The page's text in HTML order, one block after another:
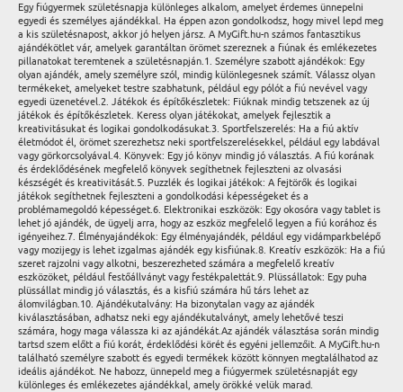
Egy fiúgyermek születésnapja különleges alkalom, amelyet érdemes ünnepelni
egyedi és személyes ajándékkal. Ha éppen azon gondolkodsz, hogy mivel lepd meg
a kis születésnapost, akkor jó helyen jársz. A MyGift.hu-n számos fantasztikus
ajándékötlet vár, amelyek garantáltan örömet szereznek a fiúnak és emlékezetes
pillanatokat teremtenek a születésnapján.1. Személyre szabott ajándékok: Egy
olyan ajándék, amely személyre szól, mindig különlegesnek számít. Válassz olyan
termékeket, amelyeket testre szabhatunk, például egy pólót a fiú nevével vagy
egyedi üzenetével.2. Játékok és építőkészletek: Fiúknak mindig tetszenek az új
játékok és építőkészletek. Keress olyan játékokat, amelyek fejlesztik a
kreativitásukat és logikai gondolkodásukat.3. Sportfelszerelés: Ha a fiú aktív
életmódot él, örömet szerezhetsz neki sportfelszerelésekkel, például egy labdával
vagy görkorcsolyával.4. Könyvek: Egy jó könyv mindig jó választás. A fiú korának
és érdeklődésének megfelelő könyvek segíthetnek fejleszteni az olvasási
készségét és kreativitását.5. Puzzlék és logikai játékok: A fejtörők és logikai
játékok segíthetnek fejleszteni a gondolkodási képességeket és a
problémamegoldó képességet.6. Elektronikai eszközök: Egy okosóra vagy tablet is
lehet jó ajándék, de ügyelj arra, hogy az eszköz megfelelő legyen a fiú korához és
igényeihez.7. Élményajándékok: Egy élményajándék, például egy vidámparkbelépő
vagy mozijegy is lehet izgalmas ajándék egy kisfiúnak.8. Kreatív eszközök: Ha a fiú
szeret rajzolni vagy alkotni, beszerezheted számára a megfelelő kreatív
eszközöket, például festőállványt vagy festékpalettát.9. Plüssállatok: Egy puha
plüssállat mindig jó választás, és a kisfiú számára hű társ lehet az
álomvilágban.10. Ajándékutalvány: Ha bizonytalan vagy az ajándék
kiválasztásában, adhatsz neki egy ajándékutalványt, amely lehetővé teszi
számára, hogy maga válassza ki az ajándékát.Az ajándék választása során mindig
tartsd szem előtt a fiú korát, érdeklődési körét és egyéni jellemzőit. A MyGift.hu-n
található személyre szabott és egyedi termékek között könnyen megtalálhatod az
ideális ajándékot. Ne habozz, ünnepeld meg a fiúgyermek születésnapját egy
különleges és emlékezetes ajándékkal, amely örökké velük marad.